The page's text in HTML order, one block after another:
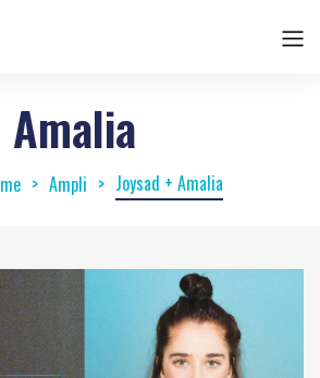
Amalia
Ampli Joysad + Amalia